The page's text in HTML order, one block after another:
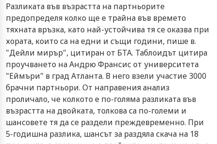
Разликата във възрастта на партньорите
предопределя колко ще е трайна във времето
тяхната връзка, като най-устойчива тя се оказва при
хората, които са на едни и същи години, пише в.
"Дейли мирър", цитиран от БТА. Таблоидът цитира
проучването на Андрю Франсис от университета
"Еймъри" в град Атланта. В него взели участие 3000
брачни партньори. От направения анализ
проличало, че колкото е по-голяма разликата във
възрастта на двойката, толкова са по-големи и
шансовете тя да се раздели преждевременно. При
5-годишна разлика, шансът за раздяла скача на 18